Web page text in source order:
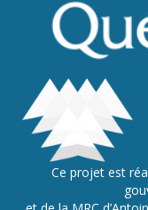
Ce projet est